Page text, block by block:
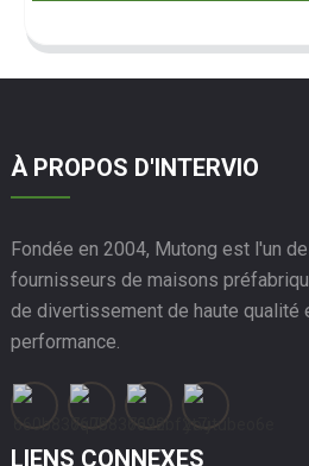
À PROPOS D'INTERVIO
Fondée en 2004, Mutong est l'un
fournisseurs de maisons
de divertissement de haute qualité
performance.
LIENS CONNEXES